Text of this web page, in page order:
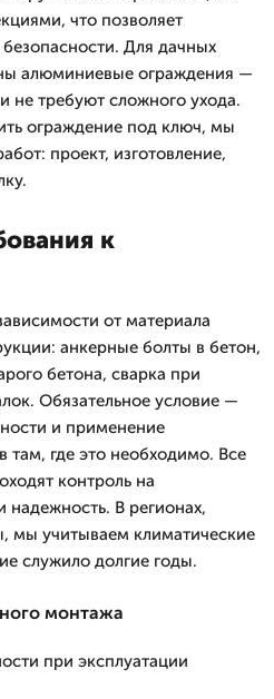
что позволяет
Для дачных
алюминиевые ограждения —
не требуют сложного ухода.
ограждение под ключ, мы
проект, изготовление,
к
от материала
анкерные болты в бетон,
бетона, сварка при
Обязательное условие —
и применение
там, где это необходимо. Все
контроль на
надежность. В регионах,
мы учитываем климатические
служило долгие годы.
монтажа
при эксплуатации